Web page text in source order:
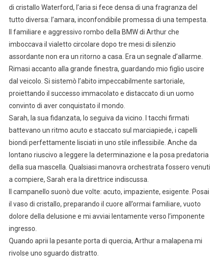
di cristallo Waterford, l’aria si fece densa di una fragranza del
tutto diversa: l’amara, inconfondibile promessa di una tempesta.
Il familiare e aggressivo rombo della BMW di Arthur che
imboccava il vialetto circolare dopo tre mesi di silenzio
assordante non era un ritorno a casa. Era un segnale d’allarme.
Rimasi accanto alla grande finestra, guardando mio figlio uscire
dal veicolo. Si sistemò l’abito impeccabilmente sartoriale,
proiettando il successo immacolato e distaccato di un uomo
convinto di aver conquistato il mondo.
Sarah, la sua fidanzata, lo seguiva da vicino. I tacchi firmati
battevano un ritmo acuto e staccato sul marciapiede, i capelli
biondi perfettamente lisciati in uno stile inflessibile. Anche da
lontano riuscivo a leggere la determinazione e la posa predatoria
della sua mascella. Qualsiasi manovra orchestrata fossero venuti
a compiere, Sarah era la direttrice indiscussa.
Il campanello suonò due volte: acuto, impaziente, esigente. Posai
il vaso di cristallo, preparando il cuore all’ormai familiare, vuoto
dolore della delusione e mi avviai lentamente verso l’imponente
ingresso.
Quando aprii la pesante porta di quercia, Arthur a malapena mi
rivolse uno sguardo distratto.